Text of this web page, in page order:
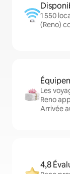
1 550
(Reno)
Les
Reno
Arrivée
4,8